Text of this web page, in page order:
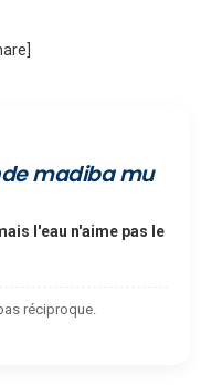
madiba mu
l'eau n'aime pas le
réciproque.